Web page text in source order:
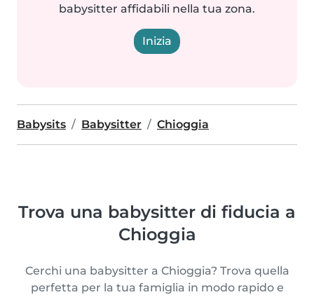
babysitter affidabili nella tua zona.
Inizia
Babysits Babysitter Chioggia
Trova una babysitter di fiducia a
Chioggia
Cerchi una babysitter a Chioggia? Trova quella
perfetta per la tua famiglia in modo rapido e